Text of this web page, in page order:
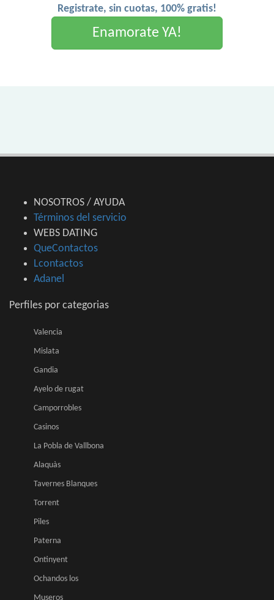
Registrate, sin cuotas, 100% gratis!
Enamorate YA!
NOSOTROS / AYUDA
Términos del servicio
WEBS DATING
QueContactos
Lcontactos
Adanel
Perfiles por categorias
Valencia
Mislata
Gandia
Ayelo de rugat
Camporrobles
Casinos
La Pobla de Vallbona
Alaquàs
Tavernes Blanques
Torrent
Piles
Paterna
Ontinyent
Ochandos los
Museros